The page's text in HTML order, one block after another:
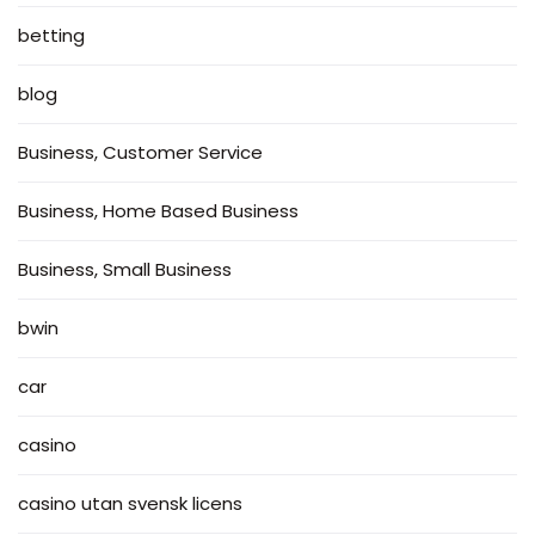
betting
blog
Business, Customer Service
Business, Home Based Business
Business, Small Business
bwin
car
casino
casino utan svensk licens